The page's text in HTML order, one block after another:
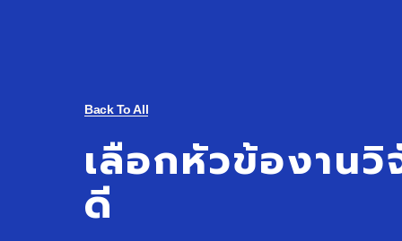
Back To All
เลือกหัวข้องานวิ
ดี